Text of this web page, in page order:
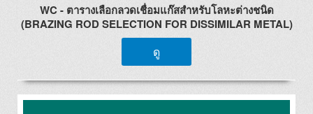
WC - ตารางเลือกลวดเชื่อมแก๊สสำหรับโลหะต่างชนิด
(BRAZING ROD SELECTION FOR DISSIMILAR METAL)
ดู